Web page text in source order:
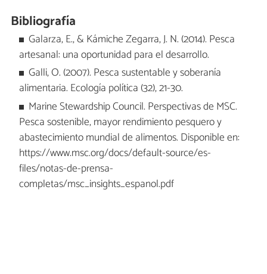
Bibliografía
Galarza, E., & Kámiche Zegarra, J. N. (2014). Pesca
artesanal: una oportunidad para el desarrollo.
Galli, O. (2007). Pesca sustentable y soberanía
alimentaria. Ecología política (32), 21-30.
Marine Stewardship Council. Perspectivas de MSC.
Pesca sostenible, mayor rendimiento pesquero y
abastecimiento mundial de alimentos. Disponible en:
https://www.msc.org/docs/default-source/es-
files/notas-de-prensa-
completas/msc_insights_espanol.pdf